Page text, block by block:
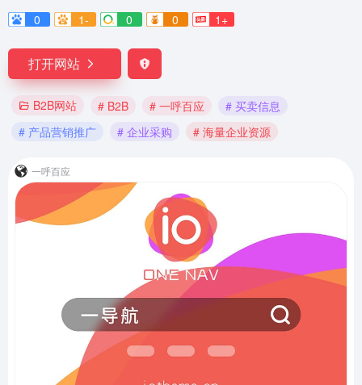
0
1- 0 0 1+
打开网站
B2B网站 # B2B # 一呼百应
# 买卖信息
# 产品营销推广
# 企业采购 # 海量企业资源
一呼百应